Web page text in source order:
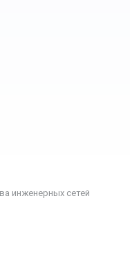
инженерных сетей